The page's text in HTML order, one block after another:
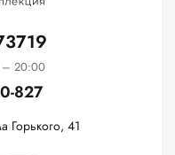
– 20:00
827
Горького, 41